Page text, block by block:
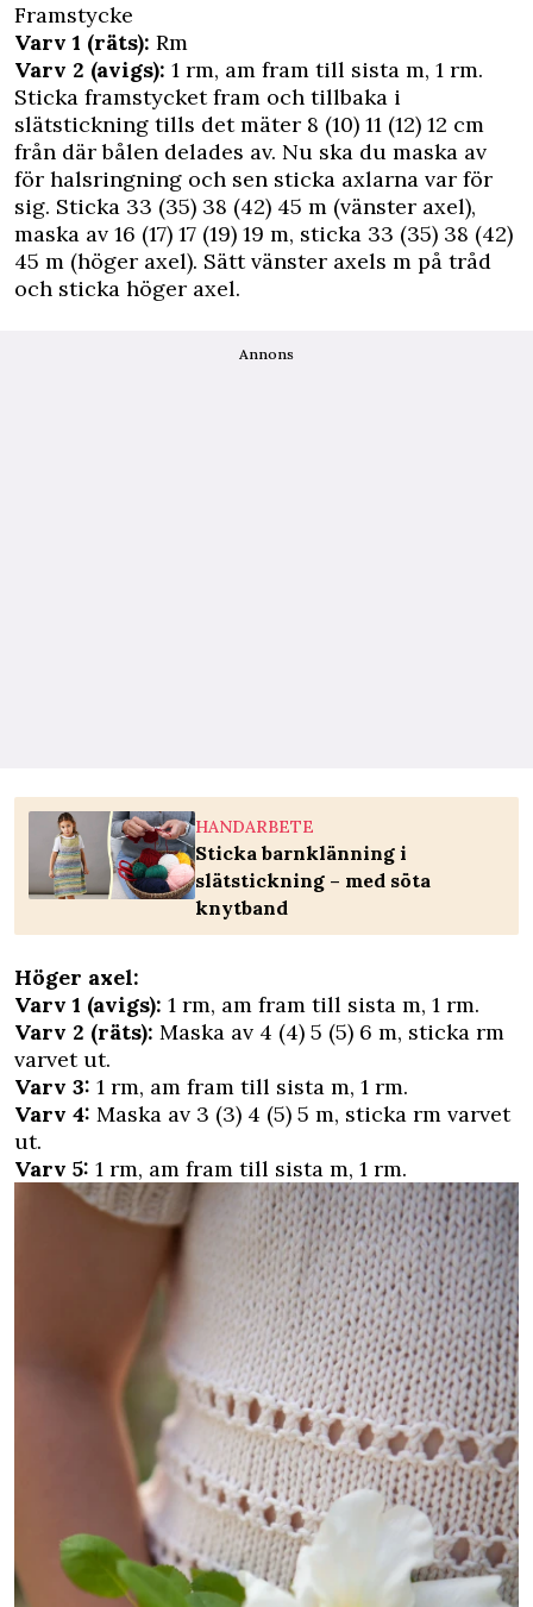
Framstycke
Varv 1 (räts): Rm
Varv 2 (avigs): 1 rm, am fram till sista m, 1 rm.
Sticka framstycket fram och tillbaka i
slätstickning tills det mäter 8 (10) 11 (12) 12 cm
från där bålen delades av. Nu ska du maska av
för halsringning och sen sticka axlarna var för
sig. Sticka 33 (35) 38 (42) 45 m (vänster axel),
maska av 16 (17) 17 (19) 19 m, sticka 33 (35) 38 (42)
45 m (höger axel). Sätt vänster axels m på tråd
och sticka höger axel.
Annons
HANDARBETE
Sticka barnklänning i
slätstickning – med söta
knytband
Höger axel:
Varv 1 (avigs): 1 rm, am fram till sista m, 1 rm.
Varv 2 (räts): Maska av 4 (4) 5 (5) 6 m, sticka rm
varvet ut.
Varv 3: 1 rm, am fram till sista m, 1 rm.
Varv 4: Maska av 3 (3) 4 (5) 5 m, sticka rm varvet
ut.
Varv 5: 1 rm, am fram till sista m, 1 rm.